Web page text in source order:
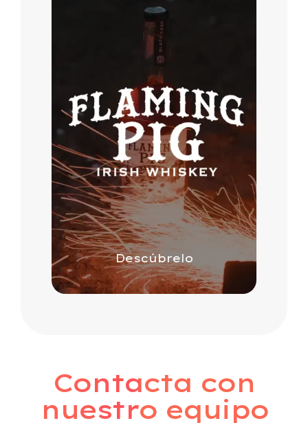
Descúbrelo
Contacta con
nuestro equipo